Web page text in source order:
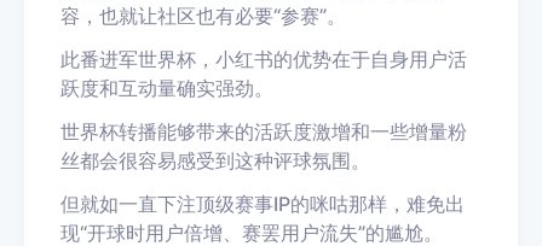
容，也就让社区也有必要“参赛”。
此番进军世界杯，小红书的优势在于自身用户活
跃度和互动量确实强劲。
世界杯转播能够带来的活跃度激增和一些增量粉
丝都会很容易感受到这种评球氛围。
但就如一直下注顶级赛事IP的咪咕那样，难免出
现“开球时用户倍增、赛罢用户流失”的尴尬。